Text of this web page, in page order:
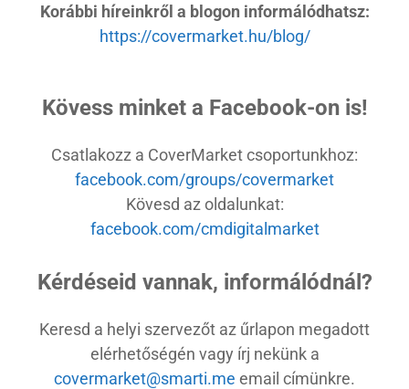
Korábbi híreinkről a blogon informálódhatsz:
https://covermarket.hu/blog/
Kövess minket a Facebook-on is!
Csatlakozz a CoverMarket csoportunkhoz:
facebook.com/groups/covermarket
Kövesd az oldalunkat:
facebook.com/cmdigitalmarket
Kérdéseid vannak, informálódnál?
Keresd a helyi szervezőt az űrlapon megadott
elérhetőségén vagy írj nekünk a
covermarket@smarti.me email címünkre.